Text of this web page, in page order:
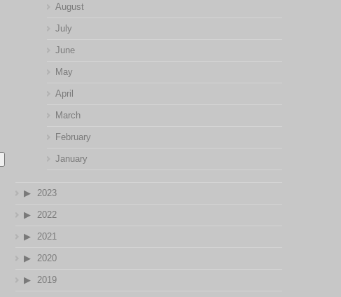
August
July
June
May
April
March
February
January
2023
2022
2021
2020
2019